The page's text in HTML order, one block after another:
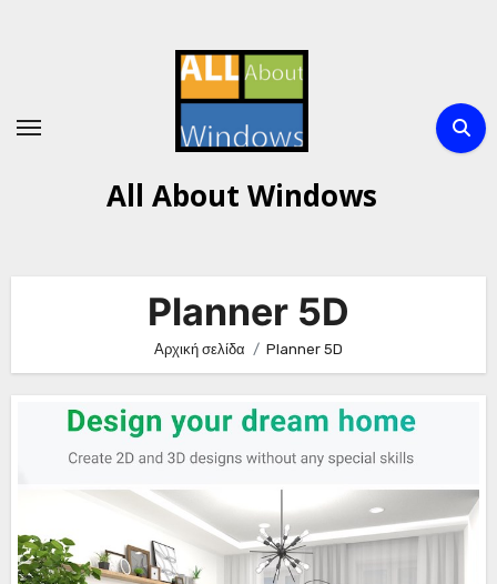
All About Windows
Planner 5D
Αρχική σελίδα Planner 5D